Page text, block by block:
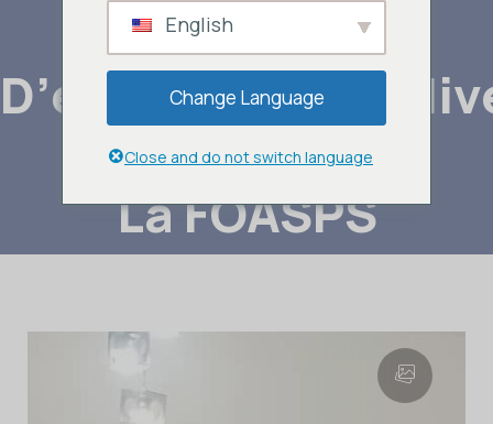
Atelier
D’évaluation Du
De Maturité De
La FOASPS
English
Change Language
Close and do not switch language